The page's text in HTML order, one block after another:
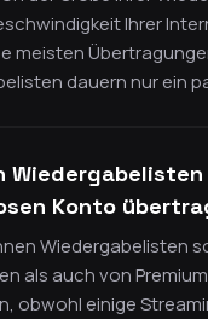
Ihrer
meisten
dauern nur ein
Wiedergabelisten
Konto
Wiedergabelisten
als auch von
obwohl einige